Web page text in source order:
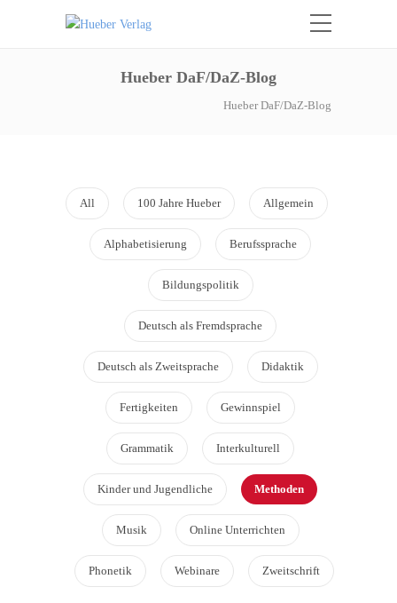
Hueber DaF/DaZ-Blog
Hueber DaF/DaZ-Blog
All 100 Jahre Hueber Allgemein
Alphabetisierung Berufssprache
Bildungspolitik
Deutsch als Fremdsprache
Deutsch als Zweitsprache Didaktik
Fertigkeiten Gewinnspiel
Grammatik Interkulturell
Kinder und Jugendliche Methoden
Musik Online Unterrichten
Phonetik Webinare Zweitschrift